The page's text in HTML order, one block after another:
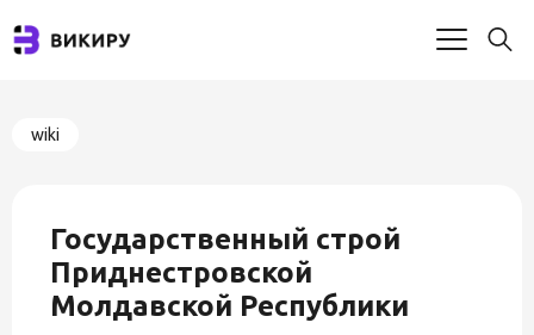
wiki
Государственный строй
Приднестровской
Молдавской Республики